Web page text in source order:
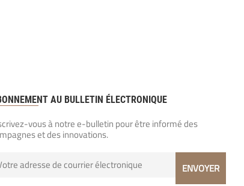
AU BULLETIN ÉLECTRONIQUE
vous à notre e-bulletin pour être informé des
et des innovations.